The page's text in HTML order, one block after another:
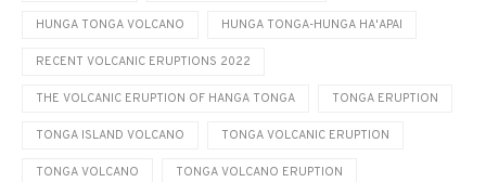
HUNGA TONGA VOLCANO HUNGA TONGA-HUNGA HA'APAI
RECENT VOLCANIC ERUPTIONS 2022
THE VOLCANIC ERUPTION OF HANGA TONGA TONGA ERUPTION
TONGA ISLAND VOLCANO TONGA VOLCANIC ERUPTION
TONGA VOLCANO TONGA VOLCANO ERUPTION